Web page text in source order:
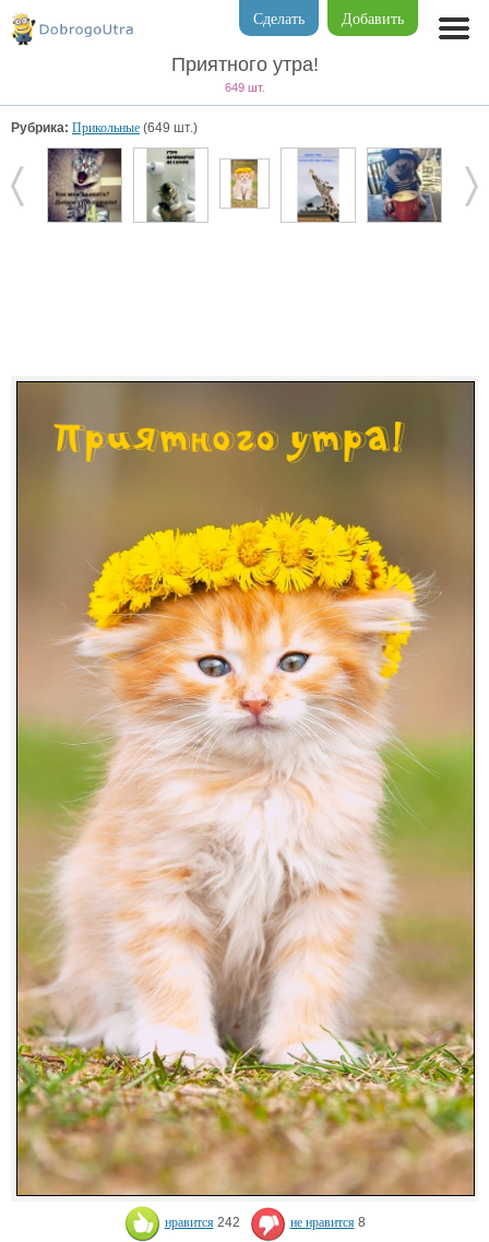
Добавить
Сделать
Приятного утра!
649 шт.
Рубрика: Прикольные (649 шт.)
нравится 242 не нравится 8